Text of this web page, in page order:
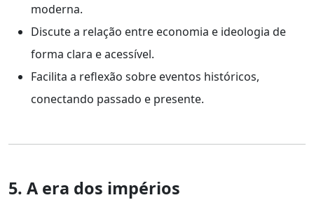
moderna.
Discute a relação entre economia e ideologia de
forma clara e acessível.
Facilita a reflexão sobre eventos históricos,
conectando passado e presente.
5. A era dos impérios